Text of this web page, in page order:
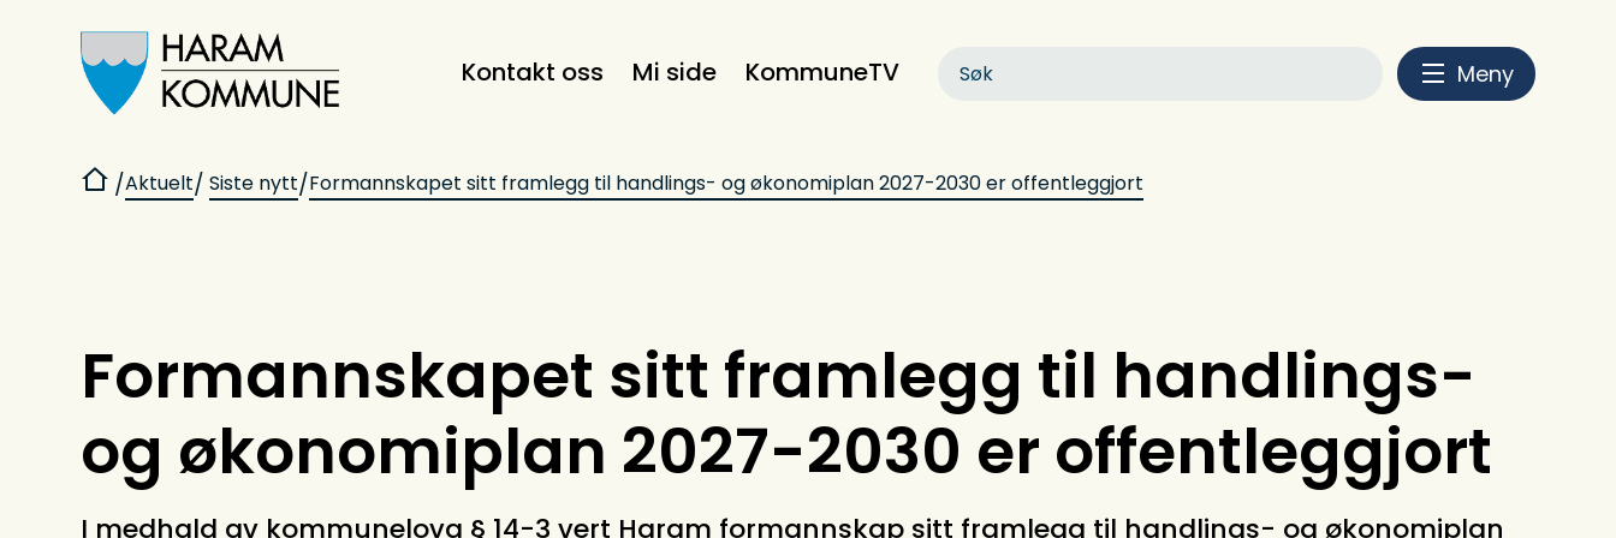
Kontakt oss Mi side KommuneTV Meny
Du er her:
Aktuelt Siste nytt Formannskapet sitt framlegg til handlings- og økonomiplan 2027-2030 er offentleggjort
Formannskapet sitt framlegg til handlings-
og økonomiplan 2027-2030 er offentleggjort
I medhald av kommunelova § 14-3 vert Haram formannskap sitt framlegg til handlings- og økonomiplan